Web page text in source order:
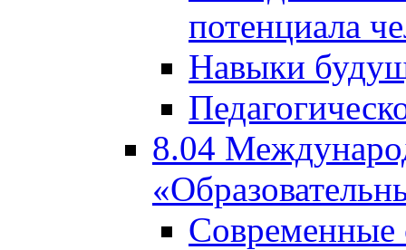
потенциала
Навыки
8.04
Современные